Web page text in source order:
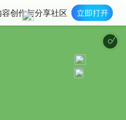
创作与分享社区